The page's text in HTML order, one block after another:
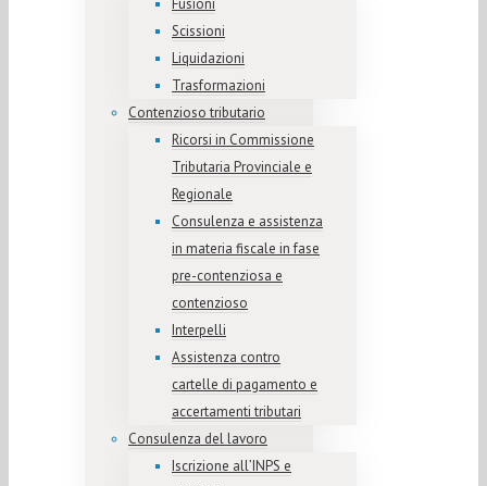
Fusioni
Scissioni
Liquidazioni
Trasformazioni
Contenzioso tributario
Ricorsi in Commissione
Tributaria Provinciale e
Regionale
Consulenza e assistenza
in materia fiscale in fase
pre-contenziosa e
contenzioso
Interpelli
Assistenza contro
cartelle di pagamento e
accertamenti tributari
Consulenza del lavoro
Iscrizione all’INPS e